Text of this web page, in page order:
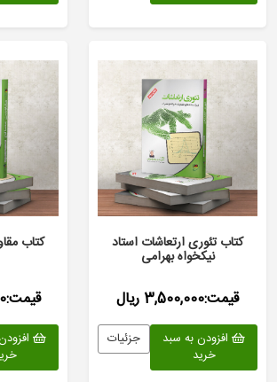
کتاب تئوری ارتعاشات استاد
نیکخواه بهرامی
قیمت:3,500,000 ریال
افزودن به سبد
خرید
جزئیات
کتاب
قیمت:14,900,000 ریال